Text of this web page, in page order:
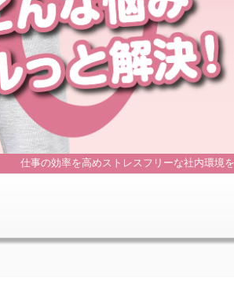
仕事の効率を高めストレスフリーな社内環境を